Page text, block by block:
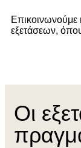
Επικοινωνούμε
εξετάσεων,
Οι